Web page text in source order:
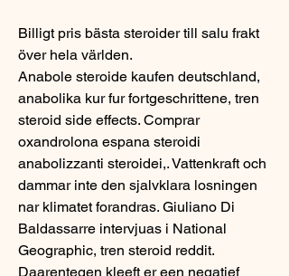
Billigt pris bästa steroider till salu frakt
över hela världen.
Anabole steroide kaufen deutschland,
anabolika kur fur fortgeschrittene, tren
steroid side effects. Comprar
oxandrolona espana steroidi
anabolizzanti steroidei,. Vattenkraft och
dammar inte den sjalvklara losningen
nar klimatet forandras. Giuliano Di
Baldassarre intervjuas i National
Geographic, tren steroid reddit.
Daarentegen kleeft er een negatief